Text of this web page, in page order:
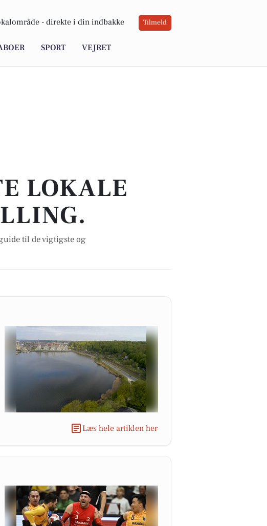
- direkte i din indbakke Tilmeld
SPORT VEJRET
LOKALE
til de vigtigste og
Læs hele artiklen her